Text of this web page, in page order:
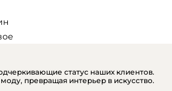
статус наших клиентов.
превращая интерьер в искусство.